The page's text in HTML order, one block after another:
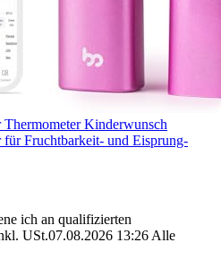
Thermometer Kinderwunsch
für Fruchtbarkeit- und Eisprung-
ich an qualifizierten
USt.07.08.2026 13:26 Alle